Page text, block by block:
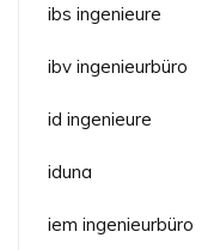
ibs ingenieure
ibv ingenieurbüro
id ingenieure
iduna
iem ingenieurbüro